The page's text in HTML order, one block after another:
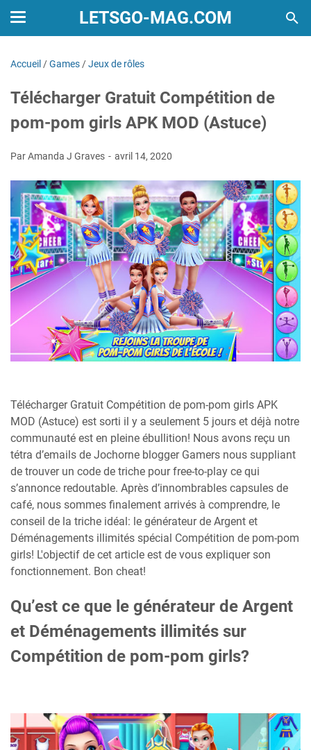
LETSGO-MAG.COM
Accueil /Games /Jeux de rôles
Télécharger Gratuit Compétition de
pom-pom girls APK MOD (Astuce)
Par Amanda J Graves avril 14, 2020
Télécharger Gratuit Compétition de pom-pom girls APK
MOD (Astuce) est sorti il y a seulement 5 jours et déjà notre
communauté est en pleine ébullition! Nous avons reçu un
tétra d’emails de Jochorne blogger Gamers nous suppliant
de trouver un code de triche pour free-to-play ce qui
s’annonce redoutable. Après d’innombrables capsules de
café, nous sommes finalement arrivés à comprendre, le
conseil de la triche idéal: le générateur de Argent et
Déménagements illimités spécial Compétition de pom-pom
girls! L'objectif de cet article est de vous expliquer son
fonctionnement. Bon cheat!
Qu’est ce que le générateur de Argent
et Déménagements illimités sur
Compétition de pom-pom girls?